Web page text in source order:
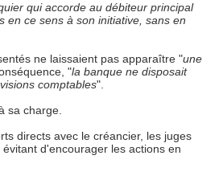
qui accorde au débiteur principal
en ce sens à son initiative, sans en
ne laissaient pas apparaître "une
"la banque ne disposait
comptables".
sa charge.
directs avec le créancier, les juges
d'encourager les actions en